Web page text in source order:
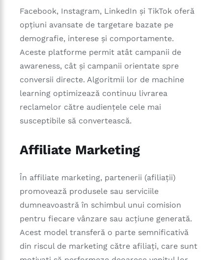
Facebook, Instagram, LinkedIn și TikTok oferă
opțiuni avansate de targetare bazate pe
demografie, interese și comportamente.
Aceste platforme permit atât campanii de
awareness, cât și campanii orientate spre
conversii directe. Algoritmii lor de machine
learning optimizează continuu livrarea
reclamelor către audiențele cele mai
susceptibile să convertească.
Affiliate Marketing
În affiliate marketing, partenerii (afiliații)
promovează produsele sau serviciile
dumneavoastră în schimbul unui comision
pentru fiecare vânzare sau acțiune generată.
Acest model transferă o parte semnificativă
din riscul de marketing către afiliați, care sunt